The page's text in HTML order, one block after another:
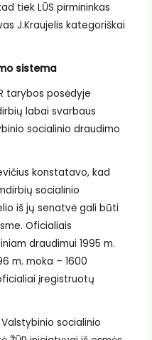
tiek LŪS pirmininkas
J.Kraujelis kategoriškai
sistema
tarybos posėdyje
labai svarbaus
socialinio draudimo
konstatavo, kad
socialinio
iš jų senatvė gali būti
Oficialiais
draudimui 1995 m.
m. moka – 1600
įregistruotų
socialinio